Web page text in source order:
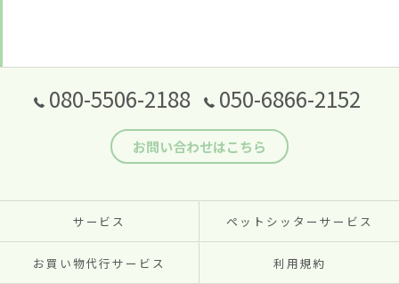
080-5506-2188 050-6866-2152
お問い合わせはこちら
サービス ペットシッターサービス
お買い物代行サービス 利用規約